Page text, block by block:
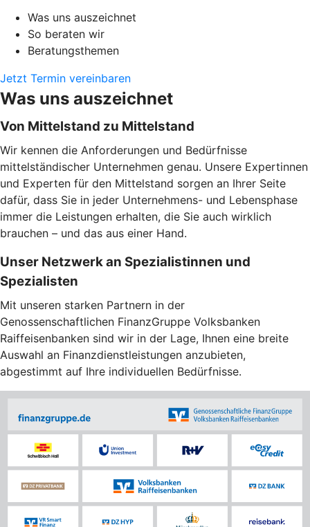
Was uns auszeichnet
So beraten wir
Beratungsthemen
Jetzt Termin vereinbaren
Was uns auszeichnet
Von Mittelstand zu Mittelstand
Wir kennen die Anforderungen und Bedürfnisse
mittelständischer Unternehmen genau. Unsere Expertinnen
und Experten für den Mittelstand sorgen an Ihrer Seite
dafür, dass Sie in jeder Unternehmens- und Lebensphase
immer die Leistungen erhalten, die Sie auch wirklich
brauchen – und das aus einer Hand.
Unser Netzwerk an Spezialistinnen und
Spezialisten
Mit unseren starken Partnern in der
Genossenschaftlichen FinanzGruppe Volksbanken
Raiffeisenbanken sind wir in der Lage, Ihnen eine breite
Auswahl an Finanzdienstleistungen anzubieten,
abgestimmt auf Ihre individuellen Bedürfnisse.